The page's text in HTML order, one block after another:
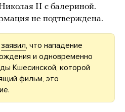
II с балериной.
не подтверждена.
заявил, что нападение
и одновременно
Кшесинской, которой
фильм, это